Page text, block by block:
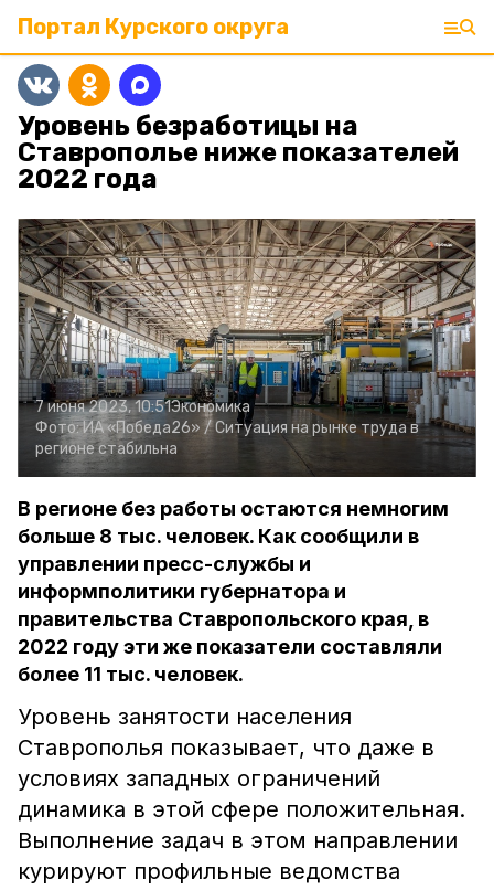
Портал Курского округа
Уровень безработицы на
Ставрополье ниже показателей
2022 года
7 июня 2023, 10:51Экономика
Фото:ИА «Победа26» /Ситуация на рынке труда в
регионе стабильна
В регионе без работы остаются немногим
больше 8 тыс. человек. Как сообщили в
управлении пресс-службы и
информполитики губернатора и
правительства Ставропольского края, в
2022 году эти же показатели составляли
более 11 тыс. человек.
Уровень занятости населения
Ставрополья показывает, что даже в
условиях западных ограничений
динамика в этой сфере положительная.
Выполнение задач в этом направлении
курируют профильные ведомства